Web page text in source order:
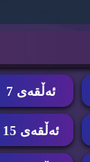
ئه‌ڵقه‌ی 7
ئه‌ڵقه‌ی 15